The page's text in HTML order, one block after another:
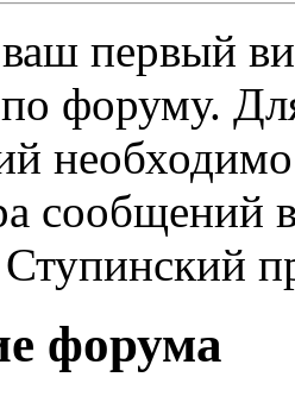
первый
по форуму.
сообщений
форума